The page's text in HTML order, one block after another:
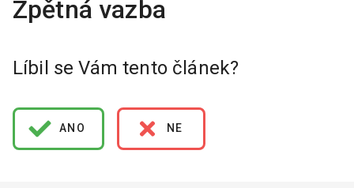
Líbil se Vám tento článek?
ANO NE